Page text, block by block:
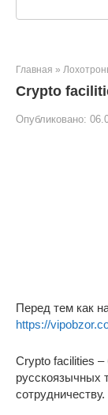
Главная »
Crypto
Опубликовано:
Перед тем как
https://
Crypto facilities –
русскоязычных
сотрудничеству.